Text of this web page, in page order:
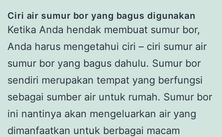
Ciri air sumur bor yang bagus digunakan
Ketika Anda hendak membuat sumur bor,
Anda harus mengetahui ciri – ciri sumur air
sumur bor yang bagus dahulu. Sumur bor
sendiri merupakan tempat yang berfungsi
sebagai sumber air untuk rumah. Sumur bor
ini nantinya akan mengeluarkan air yang
dimanfaatkan untuk berbagai macam